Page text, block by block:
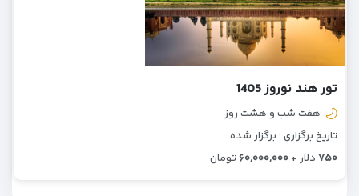
تور هند نوروز 1405
هفت شب و هشت روز
تاریخ برگزاری : برگزار شده
۷۵۰ دلار + ۶۰,۰۰۰,۰۰۰تومان